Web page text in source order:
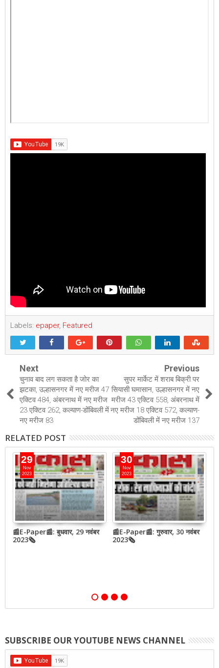
Labels: epaper, Featured
Next
चुनाव बाद लग सकता है जोर का
झटका, उल्हासनगर में नए मरीज 47
एक्टिव 484, अंबरनाथ में नए मरीज
23 एक्टिव 262, कल्याण-डोंबिवली में
नए मरीज 83
Previous
सुपर मार्केट में शराब बिक्री पर
सियासी घमासान, उल्हासनगर में नए
मरीज 43 एक्टिव 558, अंबरनाथ में
नए मरीज 18 एक्टिव 572, कल्याण-
डोंबिवली में नए मरीज 137
RELATED POST
29
Nov
2023
📰E-Paper📰: बुधवार, 29 नवंबर
2023🗞
30
Nov
2023
📰E-Paper📰: गुरुवार, 30 नवंबर
2023🗞
SUBSCRIBE OUR YOUTUBE NEWS CHANNEL